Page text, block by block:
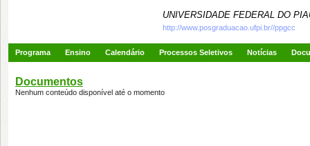
UNIVERSIDADE FEDERAL DO
http://www.posgraduacao.ufpi.br//ppgcc
Programa Ensino Calendário Processos Seletivos Notícias
Documentos
Nenhum conteúdo disponível até o momento